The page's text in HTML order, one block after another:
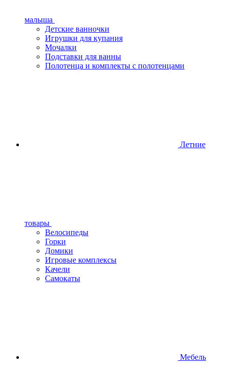
малыша
Детские ванночки
Игрушки для купания
Мочалки
Подставки для ванны
Полотенца и комплекты с полотенцами
Летние
товары
Велосипеды
Горки
Домики
Игровые комплексы
Качели
Самокаты
Мебель